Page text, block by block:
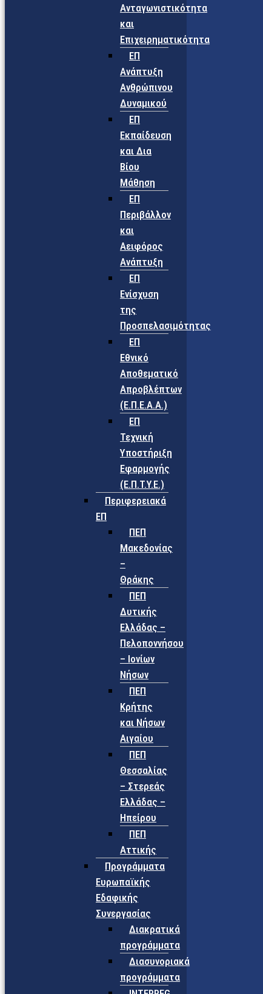
Ανταγωνιστικότητα
και
Επιχειρηματικότητα
ΕΠ
Ανάπτυξη
Ανθρώπινου
Δυναμικού
ΕΠ
Εκπαίδευση
και Δια
Βίου
Μάθηση
ΕΠ
Περιβάλλον
και
Αειφόρος
Ανάπτυξη
ΕΠ
Ενίσχυση
της
Προσπελασιμότητας
ΕΠ
Εθνικό
Αποθεματικό
Απροβλέπτων
(Ε.Π.Ε.Α.Α.)
ΕΠ
Τεχνική
Υποστήριξη
Εφαρμογής
(Ε.Π.Τ.Υ.Ε.)
Περιφερειακά
ΕΠ
ΠΕΠ
Μακεδονίας
–
Θράκης
ΠΕΠ
Δυτικής
Ελλάδας –
Πελοποννήσου
– Ιονίων
Νήσων
ΠΕΠ
Κρήτης
και Νήσων
Αιγαίου
ΠΕΠ
Θεσσαλίας
– Στερεάς
Ελλάδας –
Ηπείρου
ΠΕΠ
Αττικής
Προγράμματα
Ευρωπαϊκής
Εδαφικής
Συνεργασίας
Διακρατικά
προγράμματα
Διασυνοριακά
προγράμματα